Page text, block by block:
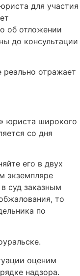
для участия
об отложении
до консультации
реально отражает
юриста широкого
со дня
его в двух
экземпляре
суд заказным
то
по
оценим
надзора.